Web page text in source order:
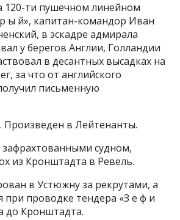
120-ти пушечном линейном
ы й», капитан-командор Иван
в эскадре адмирала
у берегов Англии, Голландии
в десантных высадках на
за что от английского
письменную
Произведен в Лейтенанты.
зафрахтованными судном,
из Кронштадта в Ревель.
в Устюжну за рекрутами, а
при проводке тендера «З е ф и
до Кронштадта.